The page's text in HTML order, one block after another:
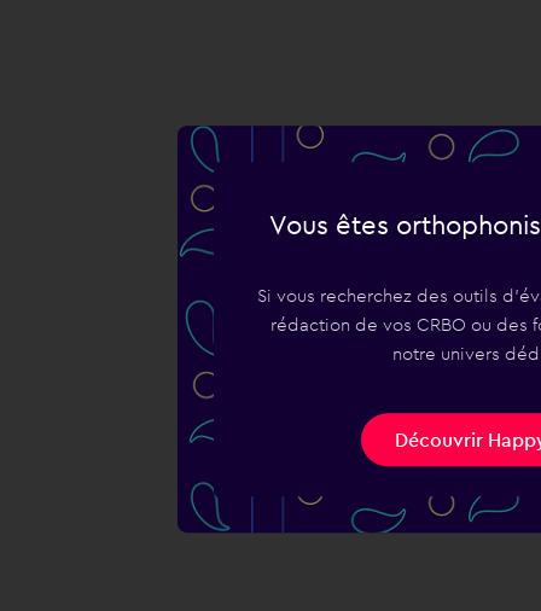
Vous êtes
Si vous recherchez des outils
rédaction de vos CRBO ou des
notre univers
Découvrir